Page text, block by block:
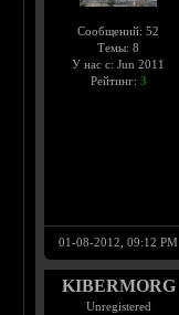
Сообщений: 52
Темы: 8
У нас с: Jun 2011
Рейтинг: 3
01-08-2012, 09:12 PM
KIBERMORG
Unregistered